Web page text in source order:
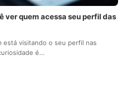
ver quem acessa seu perfil das
está visitando o seu perfil nas
é…